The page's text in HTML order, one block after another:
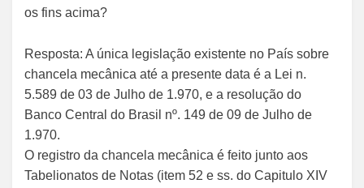
os fins acima?
Resposta: A única legislação existente no País sobre
chancela mecânica até a presente data é a Lei n.
5.589 de 03 de Julho de 1.970, e a resolução do
Banco Central do Brasil nº. 149 de 09 de Julho de
1.970.
O registro da chancela mecânica é feito junto aos
Tabelionatos de Notas (item 52 e ss. do Capitulo XIV